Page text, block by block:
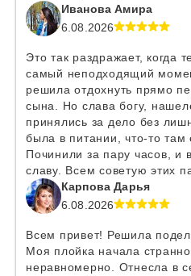
Иванова Амира
6.08.2026
Это так раздражает, когда
самый неподходящий
решила отдохнуть прямо
сына. Но слава богу,
принялись за дело без
была в питании, что-то там
Починили за пару часов, и
славу. Всем советую этих
Карпова Дарья
6.08.2026
Всем привет! Решила
Моя плойка начала
неравномерно. Отнесла в